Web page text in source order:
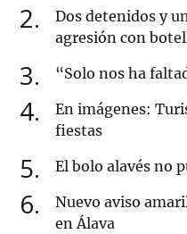
2
Dos detenidos y
agresión con
3 “Solo nos ha
4
En imágenes:
fiestas
5 El bolo alavés no
6
Nuevo aviso
en Álava